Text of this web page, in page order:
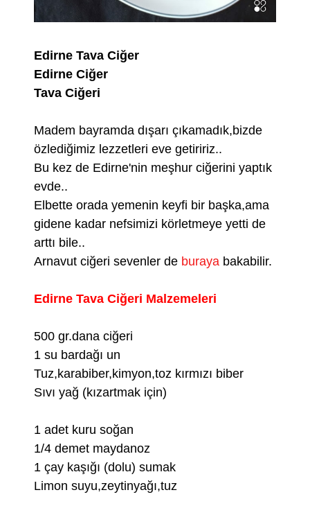
Edirne Tava Ciğer
Edirne Ciğer
Tava Ciğeri
Madem bayramda dışarı çıkamadık,bizde
özlediğimiz lezzetleri eve getiririz..
Bu kez de Edirne'nin meşhur ciğerini yaptık
evde..
Elbette orada yemenin keyfi bir başka,ama
gidene kadar nefsimizi körletmeye yetti de
arttı bile..
Arnavut ciğeri sevenler de buraya bakabilir.
Edirne Tava Ciğeri Malzemeleri
500 gr.dana ciğeri
1 su bardağı un
Tuz,karabiber,kimyon,toz kırmızı biber
Sıvı yağ (kızartmak için)
1 adet kuru soğan
1/4 demet maydanoz
1 çay kaşığı (dolu) sumak
Limon suyu,zeytinyağı,tuz